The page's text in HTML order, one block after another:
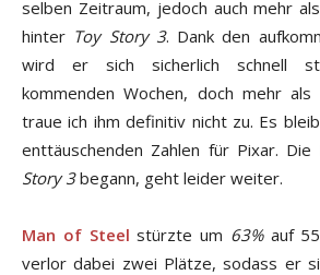
selben Zeitraum, jedoch auch mehr
hinter Toy Story 3. Dank den
wird er sich sicherlich schnell
kommenden Wochen, doch mehr
traue ich ihm definitiv nicht zu. Es
enttäuschenden Zahlen für Pixar.
Story 3begann, geht leider weiter.
Man of Steel stürzte um 63%auf
verlor dabei zwei Plätze, sodass er